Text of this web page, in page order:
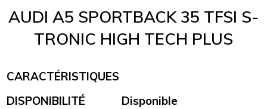
AUDI A5 SPORTBACK 35 TFSI S-
TRONIC HIGH TECH PLUS
CARACTÉRISTIQUES
DISPONIBILITÉ
Disponible